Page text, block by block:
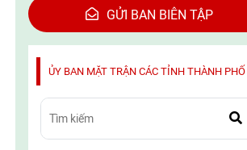
GỬI BAN BIÊN TẬP
ỦY BAN MẶT TRẬN CÁC TỈNH THÀNH PHỐ